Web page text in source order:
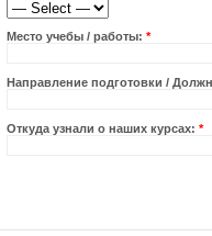
Место учебы / работы: *
Направление подготовки /
Откуда узнали о наших курсах: *